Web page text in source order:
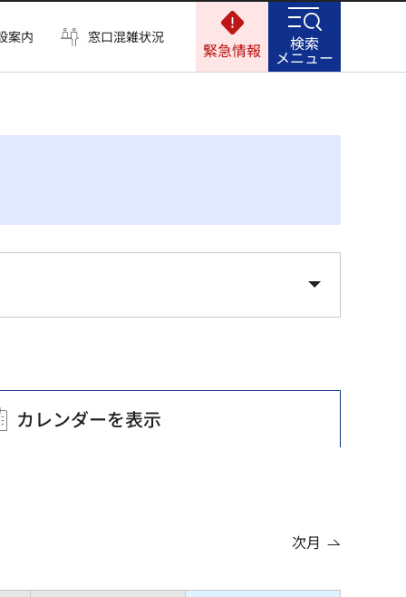
案内 窓口混雑状況
緊急情報 検索
メニュー
カレンダーを表示
次月